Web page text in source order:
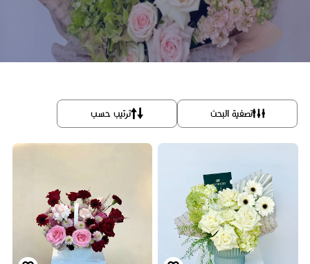
تصفية البحث ترتيب حسب